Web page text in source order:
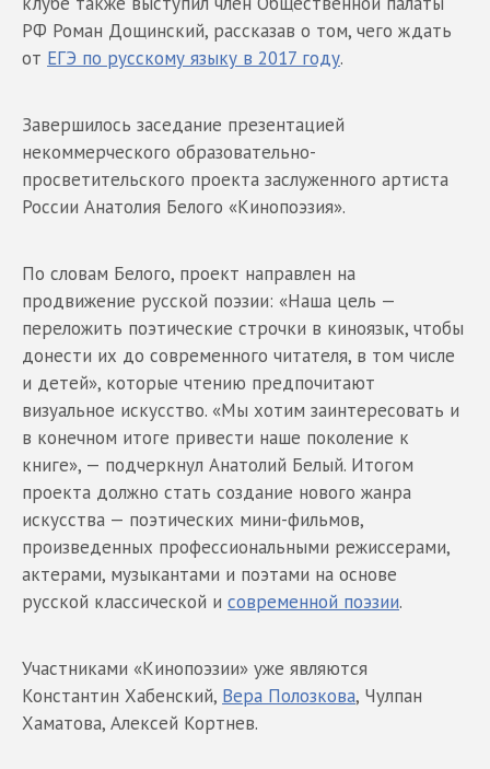
РФ Роман Дощинский, рассказав о том, чего ждать
от ЕГЭ по русскому языку в 2017 году.
Завершилось заседание презентацией
некоммерческого образовательно-
просветительского проекта заслуженного артиста
России Анатолия Белого «Кинопоэзия».
По словам Белого, проект направлен на
продвижение русской поэзии: «Наша цель —
переложить поэтические строчки в киноязык, чтобы
донести их до современного читателя, в том числе
и детей», которые чтению предпочитают
визуальное искусство. «Мы хотим заинтересовать и
в конечном итоге привести наше поколение к
книге», — подчеркнул Анатолий Белый. Итогом
проекта должно стать создание нового жанра
искусства — поэтических мини-фильмов,
произведенных профессиональными режиссерами,
актерами, музыкантами и поэтами на основе
русской классической и современной поэзии.
Участниками «Кинопоэзии» уже являются
Константин Хабенский, Вера Полозкова, Чулпан
Хаматова, Алексей Кортнев.